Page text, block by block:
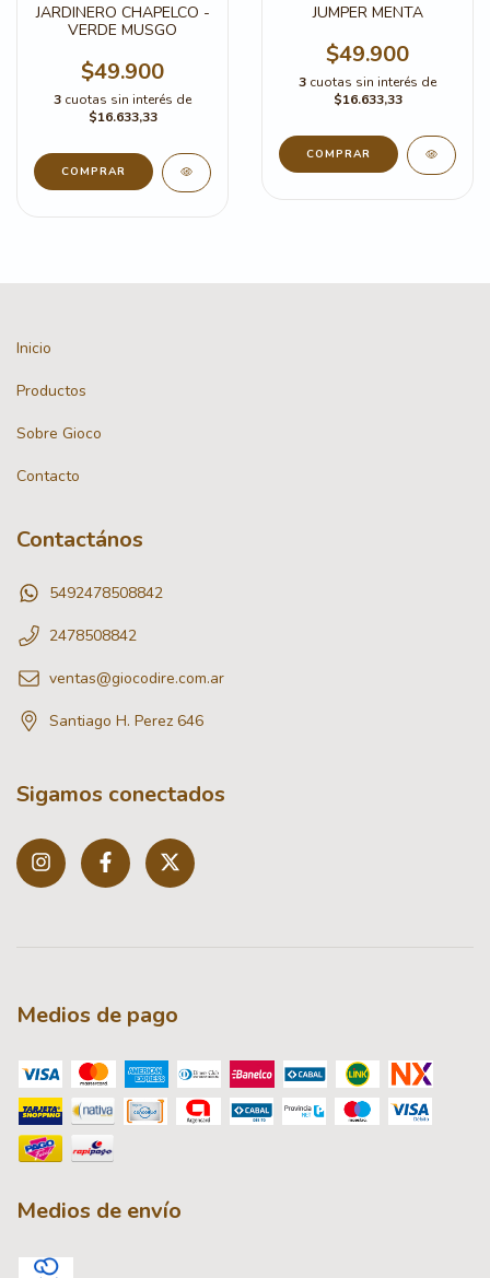
JARDINERO CHAPELCO -
VERDE MUSGO
$49.900
3 cuotas sin interés de
$16.633,33
COMPRAR
JUMPER MENTA
$49.900
3 cuotas sin interés de
$16.633,33
COMPRAR
Inicio
Productos
Sobre Gioco
Contacto
Contactános
5492478508842
2478508842
ventas@giocodire.com.ar
Santiago H. Perez 646
Sigamos conectados
Medios de pago
Medios de envío